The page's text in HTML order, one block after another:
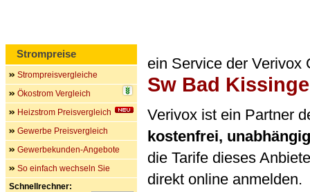
ein Service der Verivox
Sw Bad
Verivox ist ein Partner
kostenfrei,
die Tarife dieses
direkt online anmelden.
Strompreise
Strompreisvergleiche
Ökostrom Vergleich
Heizstrom Preisvergleich
Gewerbe Preisvergleich
Gewerbekunden-Angebote
So einfach wechseln Sie
Schnellrechner: